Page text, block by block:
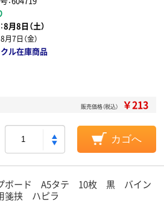
8月8日（土）
8月7日（金）
ル在庫商品
販売価格（税込） ￥213
カゴへ
ボード A5タテ 10枚 黒 バイン
箋挟 ハピラ